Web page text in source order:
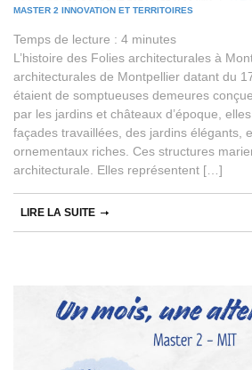
MASTER 2 INNOVATION ET TERRITOIRES
Temps de lecture : 4 minutes
L’histoire des Folies architecturales à
architecturales de Montpellier datant du
étaient de somptueuses demeures
par les jardins et châteaux d’époque,
façades travaillées, des jardins élégants,
ornementaux riches. Ces structures
architecturale. Elles représentent […]
LIRE LA SUITE